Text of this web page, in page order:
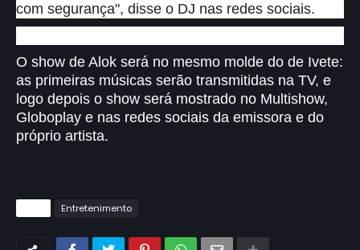
com segurança", disse o DJ nas redes sociais.
O show de Alok será no mesmo molde do de Ivete:
as primeiras músicas serão transmitidas na TV, e
logo depois o show será mostrado no Multishow,
Globoplay e nas redes sociais da emissora e do
próprio artista.
Entretenimento